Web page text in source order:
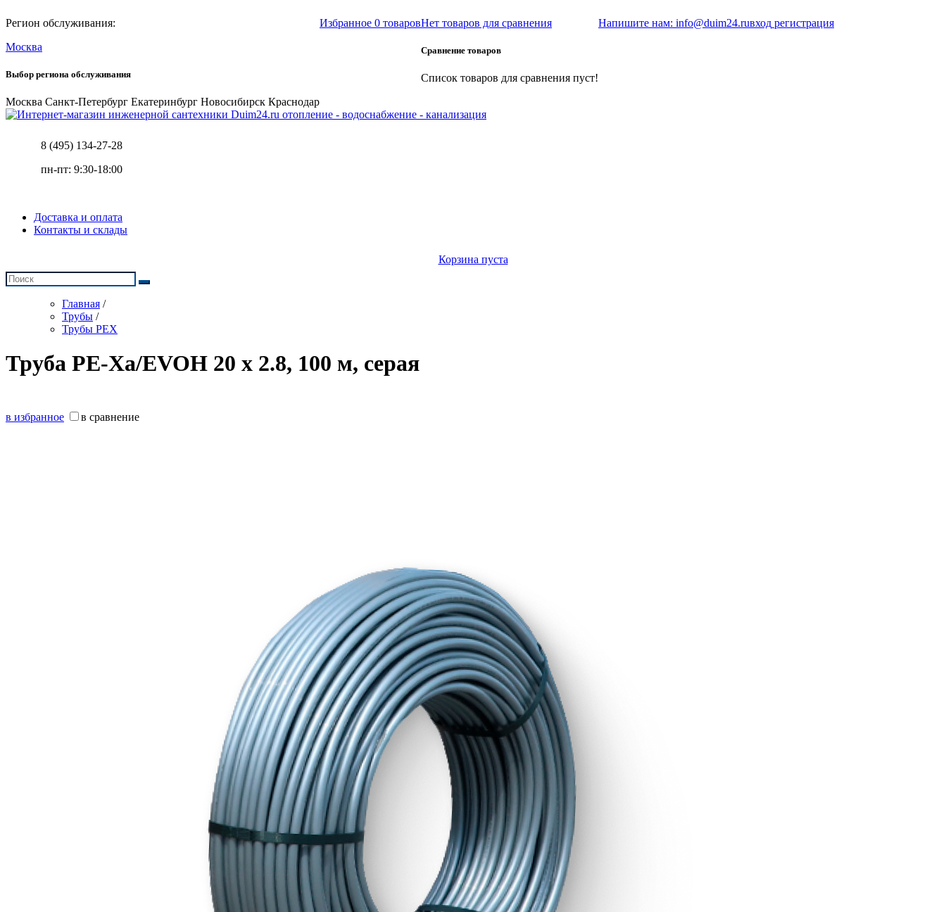
Регион обслуживания:
Москва
Выбор региона обслуживания
Москва Санкт-Петербург Екатеринбург Новосибирск Краснодар
Избранное 0 товаровНет товаров для сравнения
Сравнение товаров
Список товаров для сравнения пуст!
Напишите нам: info@duim24.ruвход регистрация
отопление - водоснабжение - канализация
8 (495) 134-27-28
пн-пт: 9:30-18:00
Доставка и оплата
Контакты и склады
Корзина пуста
Главная /
Трубы /
Трубы PEX
Труба PE-Xa/EVOH 20 х 2.8, 100 м, серая
в избранное в сравнение